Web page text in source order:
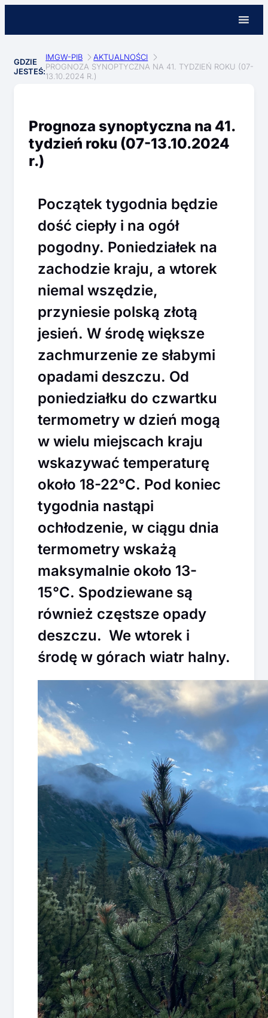
GDZIE
JESTEŚ:
IMGW-PIB
AKTUALNOŚCI
PROGNOZA SYNOPTYCZNA NA 41. TYDZIEŃ ROKU (07-
13.10.2024 R.)
Prognoza synoptyczna na 41.
tydzień roku (07-13.10.2024
r.)
Początek tygodnia będzie
dość ciepły i na ogół
pogodny. Poniedziałek na
zachodzie kraju, a wtorek
niemal wszędzie,
przyniesie polską złotą
jesień. W środę większe
zachmurzenie ze słabymi
opadami deszczu. Od
poniedziałku do czwartku
termometry w dzień mogą
w wielu miejscach kraju
wskazywać temperaturę
około 18-22°C. Pod koniec
tygodnia nastąpi
ochłodzenie, w ciągu dnia
termometry wskażą
maksymalnie około 13-
15°C. Spodziewane są
również częstsze opady
deszczu. We wtorek i
środę w górach wiatr halny.